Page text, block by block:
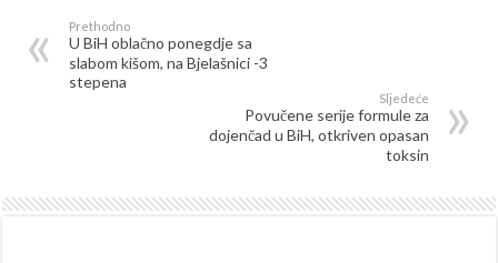
Prethodno
U BiH oblačno ponegdje sa
slabom kišom, na Bjelašnici -3
stepena
Sljedeće
Povučene serije formule za
dojenčad u BiH, otkriven opasan
toksin